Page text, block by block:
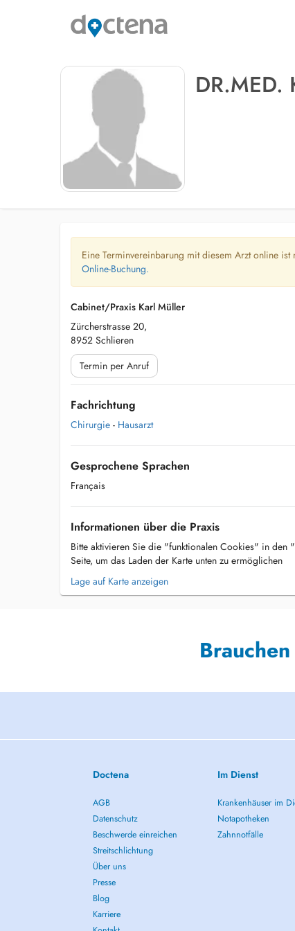
DR.MED.
Eine Terminvereinbarung mit diesem Arzt online ist
Online-Buchung.
Cabinet/Praxis Karl Müller
Zürcherstrasse 20,
8952 Schlieren
Termin per Anruf
Fachrichtung
Chirurgie - Hausarzt
Gesprochene Sprachen
Français
Informationen über die Praxis
Bitte aktivieren Sie die "funktionalen Cookies" in den
Seite, um das Laden der Karte unten zu ermöglichen
Lage auf Karte anzeigen
Doctena
AGB
Datenschutz
Beschwerde einreichen
Streitschlichtung
Über uns
Presse
Blog
Karriere
Im Dienst
Krankenhäuser im
Notapotheken
Zahnnotfälle